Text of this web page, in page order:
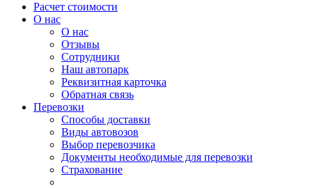
Расчет стоимости
О нас
О нас
Отзывы
Сотрудники
Наш автопарк
Реквизитная карточка
Обратная связь
Перевозки
Способы доставки
Виды автовозов
Выбор перевозчика
Документы необходимые для перевозки
Страхование